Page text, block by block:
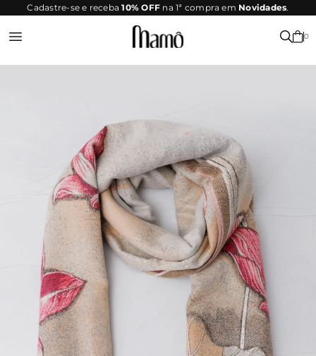
SITE
SEGURO
Cadastre-se e receba10% OFF na 1ª compra em Novidades.
0